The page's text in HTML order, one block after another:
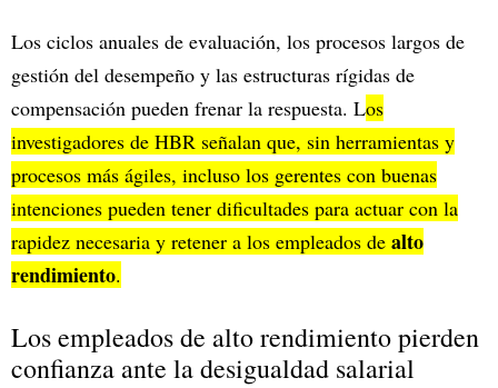
Los ciclos anuales de evaluación, los procesos largos de
gestión del desempeño y las estructuras rígidas de
compensación pueden frenar la respuesta. Los
investigadores de HBR señalan que, sin herramientas y
procesos más ágiles, incluso los gerentes con buenas
intenciones pueden tener dificultades para actuar con la
rapidez necesaria y retener a los empleados de alto
rendimiento.
Los empleados de alto rendimiento pierden
confianza ante la desigualdad salarial